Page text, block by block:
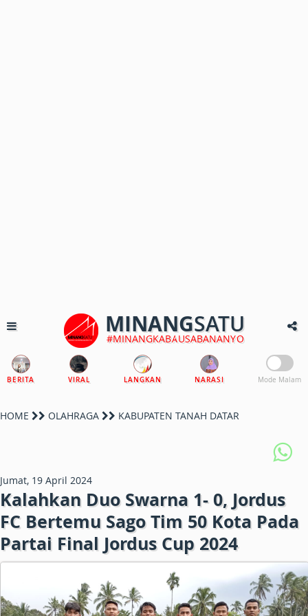
MINANGSATU
#MINANGKABAUSABANANYO
BERITA VIRAL LANGKAN NARASI Mode Malam
HOME OLAHRAGA KABUPATEN TANAH DATAR
Jumat, 19 April 2024
Kalahkan Duo Swarna 1- 0, Jordus
FC Bertemu Sago Tim 50 Kota Pada
Partai Final Jordus Cup 2024